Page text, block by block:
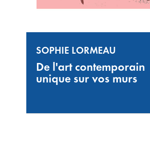
SOPHIE LORMEAU
De l'art contemporain
unique sur vos murs